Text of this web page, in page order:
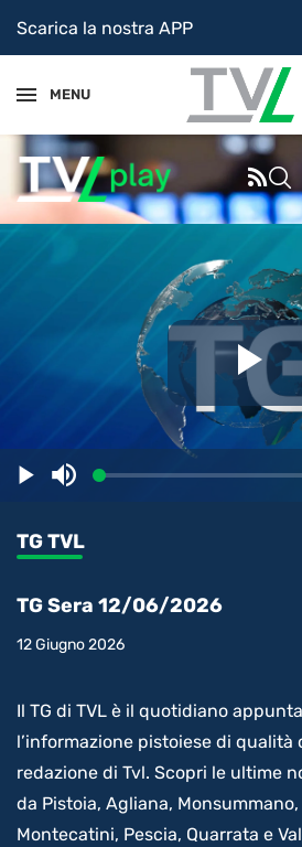
Scarica la nostra APP
MENU
il
PlayDisattiva
Caricato:
TG TVL
TG Sera 12/06/2026
12 Giugno 2026
Il TG di TVL è il quotidiano
l’informazione pistoiese di qualità
redazione di Tvl. Scopri le ultime
da Pistoia, Agliana,
Montecatini, Pescia, Quarrata e